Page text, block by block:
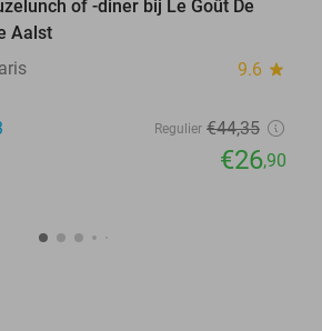
of -diner bij Le Goût De
Aalst
9.6 star
Regulier €44,35
€26,90